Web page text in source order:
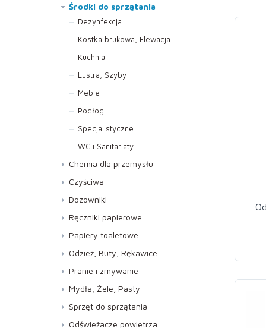
Środki do sprzątania
Dezynfekcja
Kostka brukowa, Elewacja
Kuchnia
Lustra, Szyby
Meble
Podłogi
Do doczyszczania
Uniwersalne
Specjalistyczne
WC i Sanitariaty
Chemia dla przemysłu
Czyściwa
Dozowniki
Ręczniki papierowe
Do dozowników AUTOCUT
Kuchenne
Składane ZZ
Papiery toaletowe
Jumbo
Standard
Odzież, Buty, Rękawice
Buty
Rękawice
Pranie i zmywanie
Pranie
Zmywanie
Mydła, Żele, Pasty
Mydła
Pasty
Sprzęt do sprzątania
Kije, Stelaże, Mopy
Odświeżacze powietrza